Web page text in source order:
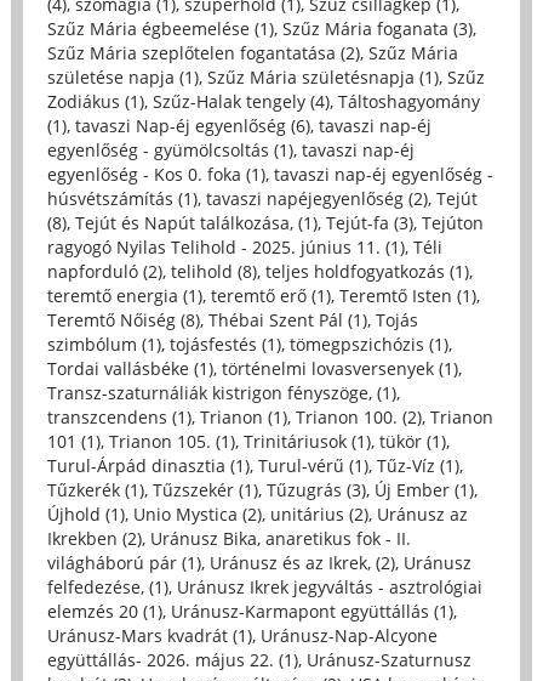
Szűz Mária égbeemelése (1), Szűz Mária foganata (3),
Szűz Mária szeplőtelen fogantatása (2), Szűz Mária
születése napja (1), Szűz Mária születésnapja (1), Szűz
Zodiákus (1), Szűz-Halak tengely (4), Táltoshagyomány
(1), tavaszi Nap-éj egyenlőség (6), tavaszi nap-éj
egyenlőség - gyümölcsoltás (1), tavaszi nap-éj
egyenlőség - Kos 0. foka (1), tavaszi nap-éj egyenlőség -
húsvétszámítás (1), tavaszi napéjegyenlőség (2), Tejút
(8), Tejút és Napút találkozása, (1), Tejút-fa (3), Tejúton
ragyogó Nyilas Telihold - 2025. június 11. (1), Téli
napforduló (2), telihold (8), teljes holdfogyatkozás (1),
teremtő energia (1), teremtő erő (1), Teremtő Isten (1),
Teremtő Nőiség (8), Thébai Szent Pál (1), Tojás
szimbólum (1), tojásfestés (1), tömegpszichózis (1),
Tordai vallásbéke (1), történelmi lovasversenyek (1),
Transz-szaturnáliák kistrigon fényszöge, (1),
transzcendens (1), Trianon (1), Trianon 100. (2), Trianon
101 (1), Trianon 105. (1), Trinitáriusok (1), tükör (1),
Turul-Árpád dinasztia (1), Turul-vérű (1), Tűz-Víz (1),
Tűzkerék (1), Tűzszekér (1), Tűzugrás (3), Új Ember (1),
Újhold (1), Unio Mystica (2), unitárius (2), Uránusz az
Ikrekben (2), Uránusz Bika, anaretikus fok - II.
világháború pár (1), Uránusz és az Ikrek, (2), Uránusz
felfedezése, (1), Uránusz Ikrek jegyváltás - asztrológiai
elemzés 20 (1), Uránusz-Karmapont együttállás (1),
Uránusz-Mars kvadrát (1), Uránusz-Nap-Alcyone
együttállás- 2026. május 22. (1), Uránusz-Szaturnusz